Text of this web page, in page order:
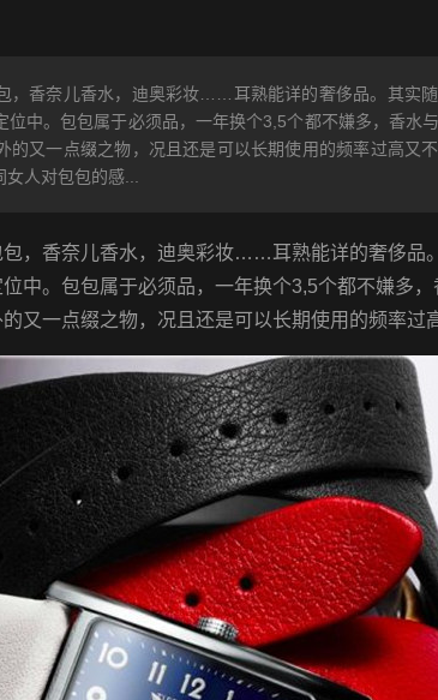
，香奈儿香水，迪奥彩妆……耳熟能详的奢侈品。其实
中。包包属于必须品，一年换个3,5个都不嫌多，香水
又一点缀之物，况且还是可以长期使用的频率过高又不
人对包包的感...
，香奈儿香水，迪奥彩妆……耳熟能详的奢侈品
中。包包属于必须品，一年换个3,5个都不嫌多
又一点缀之物，况且还是可以长期使用的频率过